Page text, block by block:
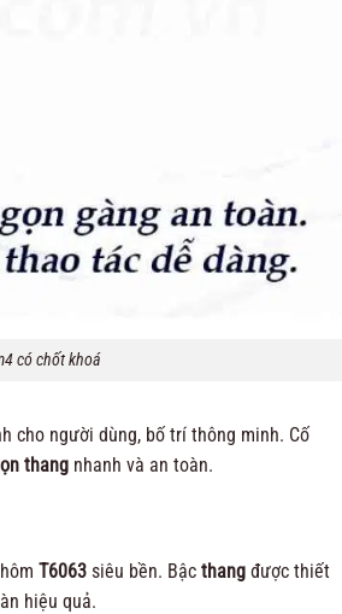
có chốt khoá
cho người dùng, bố trí thông minh. Cố
thang nhanh và an toàn.
T6063 siêu bền. Bậc thang được thiết
hiệu quả.